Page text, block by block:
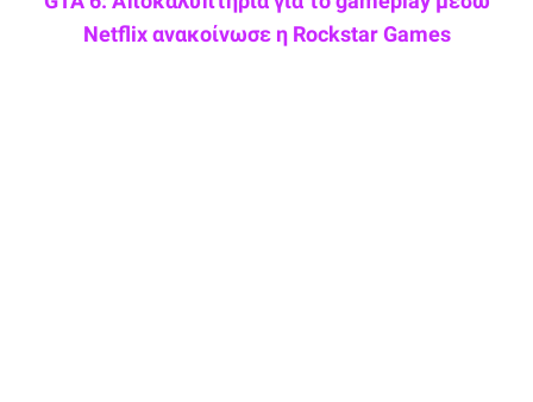
Netflix ανακοίνωσε η Rockstar Games